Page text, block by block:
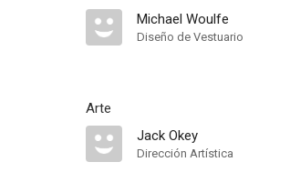
Michael Woulfe
Diseño de Vestuario
Arte
Jack Okey
Dirección Artística